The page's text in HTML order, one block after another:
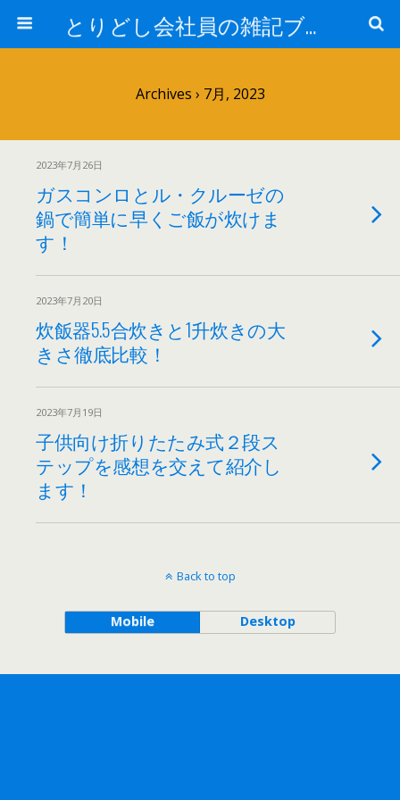
とりどし会社員の雑記ブログ
Archives › 7月, 2023
2023年7月26日
ガスコンロとル・クルーゼの
鍋で簡単に早くご飯が炊けま
す！
2023年7月20日
炊飯器5.5合炊きと1升炊きの大
きさ徹底比較！
2023年7月19日
子供向け折りたたみ式２段ス
テップを感想を交えて紹介し
ます！
Back to top
Mobile Desktop